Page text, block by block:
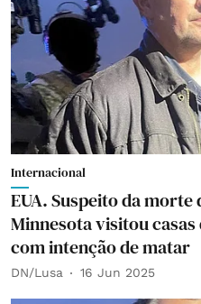
Internacional
EUA. Suspeito da
Minnesota visitou
com intenção de matar
DN/Lusa 16 Jun 2025